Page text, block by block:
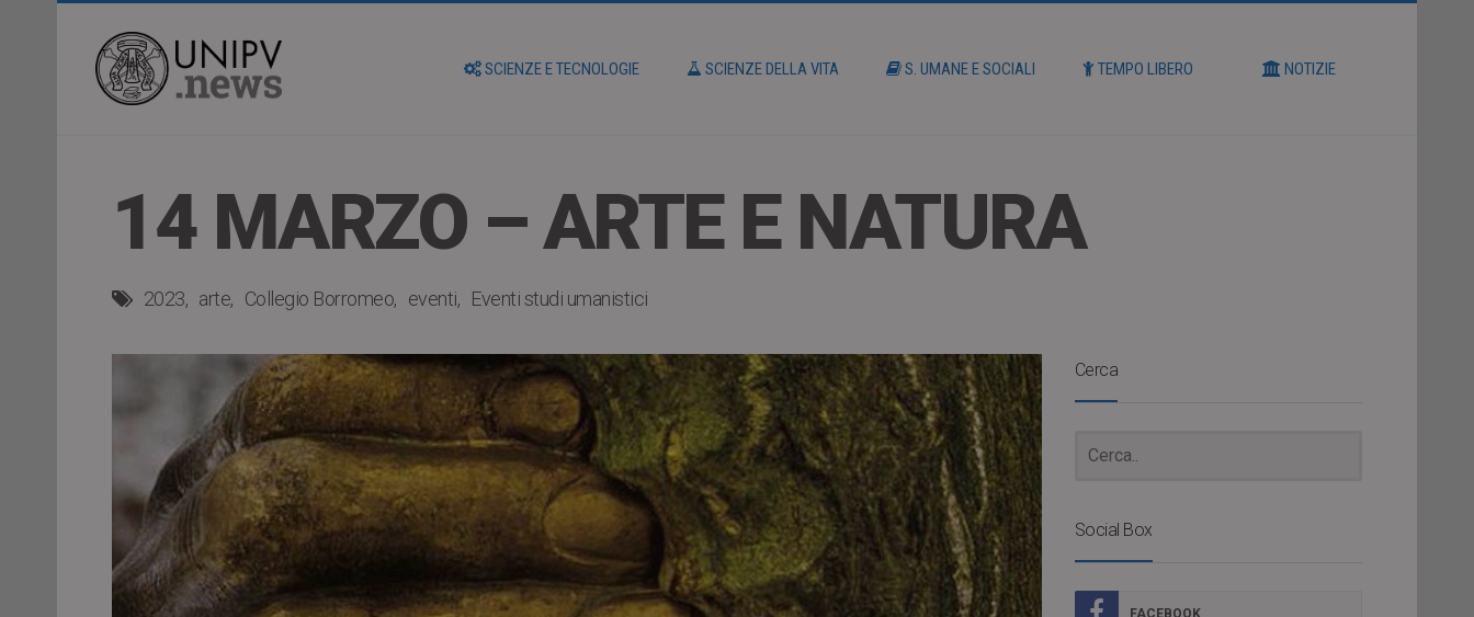
SCIENZE E TECNOLOGIE SCIENZE DELLA VITA S. UMANE E SOCIALI TEMPO LIBERO NOTIZIE
14 MARZO – ARTE E NATURA
2023 arte Collegio Borromeo eventi Eventi studi umanistici
Cerca
Social Box
FACEBOOK